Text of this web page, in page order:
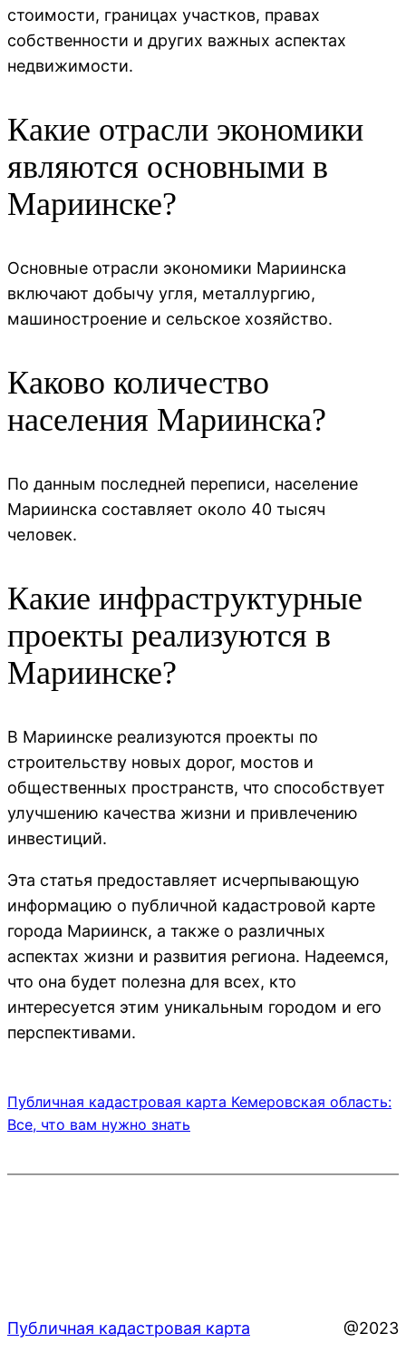
стоимости, границах участков, правах
собственности и других важных аспектах
недвижимости.
Какие отрасли экономики
являются основными в
Мариинске?
Основные отрасли экономики Мариинска
включают добычу угля, металлургию,
машиностроение и сельское хозяйство.
Каково количество
населения Мариинска?
По данным последней переписи, население
Мариинска составляет около 40 тысяч
человек.
Какие инфраструктурные
проекты реализуются в
Мариинске?
В Мариинске реализуются проекты по
строительству новых дорог, мостов и
общественных пространств, что способствует
улучшению качества жизни и привлечению
инвестиций.
Эта статья предоставляет исчерпывающую
информацию о публичной кадастровой карте
города Мариинск, а также о различных
аспектах жизни и развития региона. Надеемся,
что она будет полезна для всех, кто
интересуется этим уникальным городом и его
перспективами.
Публичная кадастровая карта Кемеровская область:
Все, что вам нужно знать
Публичная кадастровая карта @2023